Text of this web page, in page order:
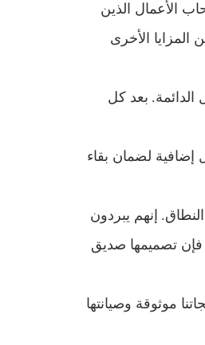
الأعمال الذين
المزايا الأخرى
بعد كل
إضافية لضمان بقاء
إنهم يبردون
فإن تصميمها صديق
موثوقة وصيانتها